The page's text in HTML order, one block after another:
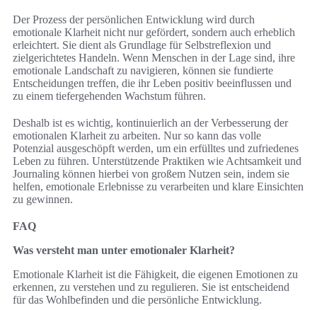
Der Prozess der persönlichen Entwicklung wird durch
emotionale Klarheit nicht nur gefördert, sondern auch erheblich
erleichtert. Sie dient als Grundlage für Selbstreflexion und
zielgerichtetes Handeln. Wenn Menschen in der Lage sind, ihre
emotionale Landschaft zu navigieren, können sie fundierte
Entscheidungen treffen, die ihr Leben positiv beeinflussen und
zu einem tiefergehenden Wachstum führen.
Deshalb ist es wichtig, kontinuierlich an der Verbesserung der
emotionalen Klarheit zu arbeiten. Nur so kann das volle
Potenzial ausgeschöpft werden, um ein erfülltes und zufriedenes
Leben zu führen. Unterstützende Praktiken wie Achtsamkeit und
Journaling können hierbei von großem Nutzen sein, indem sie
helfen, emotionale Erlebnisse zu verarbeiten und klare Einsichten
zu gewinnen.
FAQ
Was versteht man unter emotionaler Klarheit?
Emotionale Klarheit ist die Fähigkeit, die eigenen Emotionen zu
erkennen, zu verstehen und zu regulieren. Sie ist entscheidend
für das Wohlbefinden und die persönliche Entwicklung.